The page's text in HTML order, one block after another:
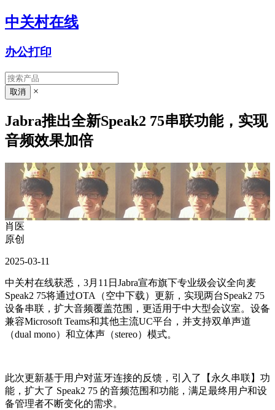
中关村在线
办公打印
×
Jabra推出全新Speak2 75串联功能，实现
音频效果加倍
肖医
原创
2025-03-11
中关村在线获悉，3月11日Jabra宣布旗下专业级会议全向麦
Speak2 75将通过OTA（空中下载）更新，实现两台Speak2 75
设备串联，扩大音频覆盖范围，更适用于中大型会议室。设备
兼容Microsoft Teams和其他主流UC平台，并支持双单声道
（dual mono）和立体声（stereo）模式。
此次更新基于用户对蓝牙连接的反馈，引入了【永久串联】功
能，扩大了 Speak2 75 的音频范围和功能，满足最终用户和设
备管理者不断变化的需求。